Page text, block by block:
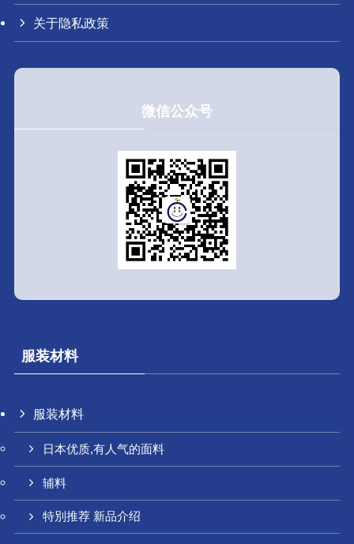
关于隐私政策
微信公众号
服装材料
服装材料
日本优质,有人气的面料
辅料
特別推荐 新品介绍